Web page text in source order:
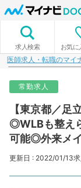
求人検索 お気に
医師求人・転職のマイ
常勤求人
【東京都／足
◎WLBも整え
可能◎外来メ
更新日 : 2022/01/13